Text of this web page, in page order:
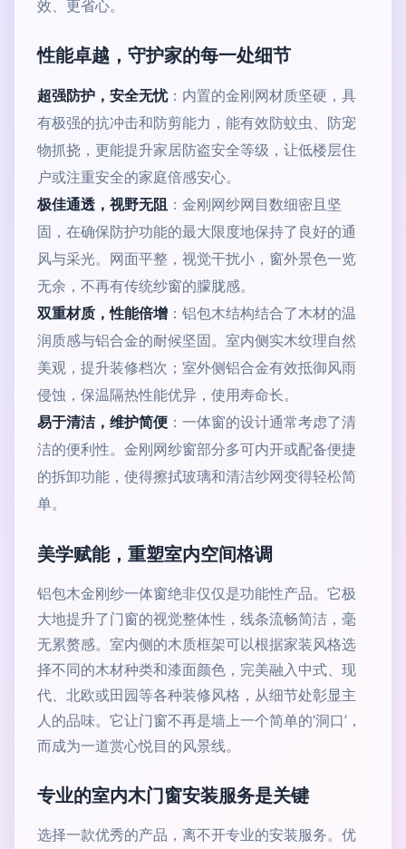
效、更省心。
性能卓越，守护家的每一处细节
超强防护，安全无忧：内置的金刚网材质坚硬，具
有极强的抗冲击和防剪能力，能有效防蚊虫、防宠
物抓挠，更能提升家居防盗安全等级，让低楼层住
户或注重安全的家庭倍感安心。
极佳通透，视野无阻 ：金刚网纱网目数细密且坚
固，在确保防护功能的最大限度地保持了良好的通
风与采光。网面平整，视觉干扰小，窗外景色一览
无余，不再有传统纱窗的朦胧感。
双重材质，性能倍增 ：铝包木结构结合了木材的温
润质感与铝合金的耐候坚固。室内侧实木纹理自然
美观，提升装修档次；室外侧铝合金有效抵御风雨
侵蚀，保温隔热性能优异，使用寿命长。
易于清洁，维护简便 ：一体窗的设计通常考虑了清
洁的便利性。金刚网纱窗部分多可内开或配备便捷
的拆卸功能，使得擦拭玻璃和清洁纱网变得轻松简
单。
美学赋能，重塑室内空间格调
铝包木金刚纱一体窗绝非仅仅是功能性产品。它极
大地提升了门窗的视觉整体性，线条流畅简洁，毫
无累赘感。室内侧的木质框架可以根据家装风格选
择不同的木材种类和漆面颜色，完美融入中式、现
代、北欧或田园等各种装修风格，从细节处彰显主
人的品味。它让门窗不再是墙上一个简单的‘洞口’，
而成为一道赏心悦目的风景线。
专业的室内木门窗安装服务是关键
选择一款优秀的产品，离不开专业的安装服务。优